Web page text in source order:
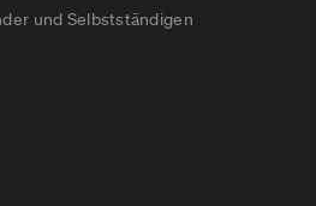
und Selbstständigen